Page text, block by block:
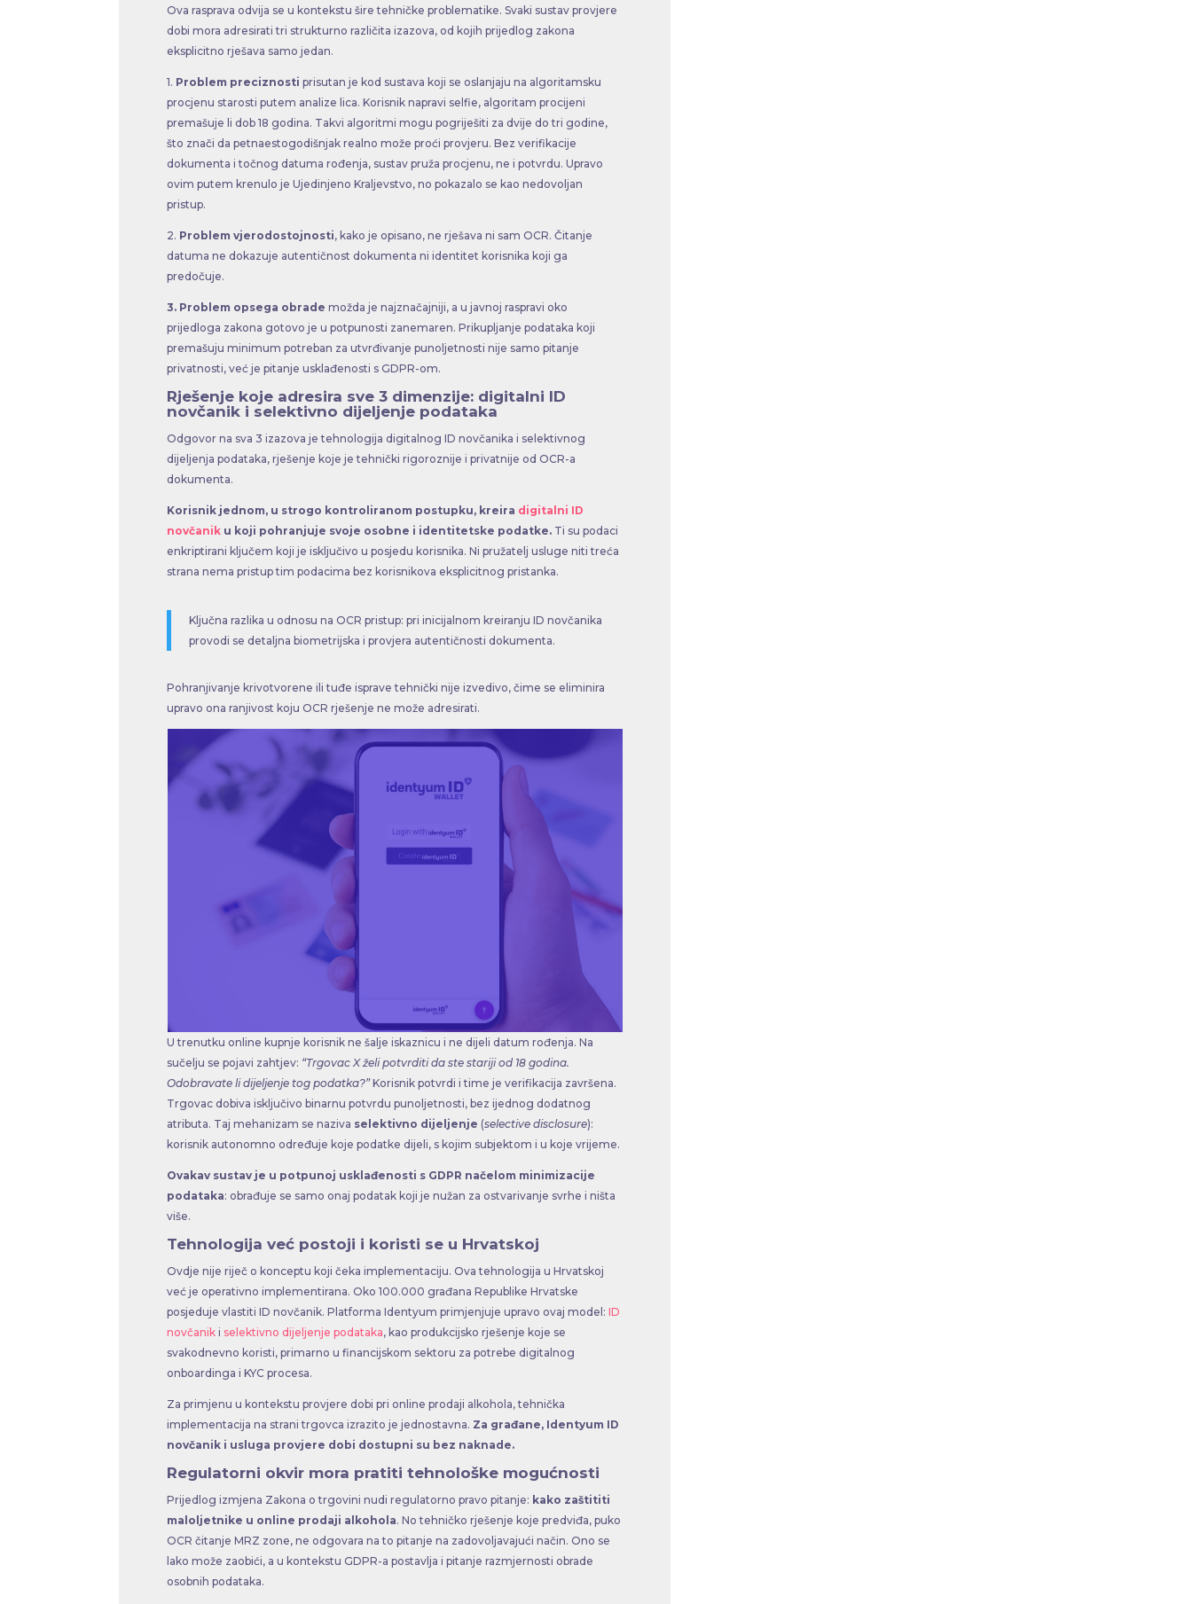
Ova rasprava odvija se u kontekstu šire tehničke problematike. Svaki sustav provjere
dobi mora adresirati tri strukturno različita izazova, od kojih prijedlog zakona
eksplicitno rješava samo jedan.
1. Problem preciznosti prisutan je kod sustava koji se oslanjaju na algoritamsku
procjenu starosti putem analize lica. Korisnik napravi selfie, algoritam procijeni
premašuje li dob 18 godina. Takvi algoritmi mogu pogriješiti za dvije do tri godine,
što znači da petnaestogodišnjak realno može proći provjeru. Bez verifikacije
dokumenta i točnog datuma rođenja, sustav pruža procjenu, ne i potvrdu. Upravo
ovim putem krenulo je Ujedinjeno Kraljevstvo, no pokazalo se kao nedovoljan
pristup.
2. Problem vjerodostojnosti, kako je opisano, ne rješava ni sam OCR. Čitanje
datuma ne dokazuje autentičnost dokumenta ni identitet korisnika koji ga
predočuje.
3. Problem opsega obrade možda je najznačajniji, a u javnoj raspravi oko
prijedloga zakona gotovo je u potpunosti zanemaren. Prikupljanje podataka koji
premašuju minimum potreban za utvrđivanje punoljetnosti nije samo pitanje
privatnosti, već je pitanje usklađenosti s GDPR-om.
Rješenje koje adresira sve 3 dimenzije: digitalni ID
novčanik i selektivno dijeljenje podataka
Odgovor na sva 3 izazova je tehnologija digitalnog ID novčanika i selektivnog
dijeljenja podataka, rješenje koje je tehnički rigoroznije i privatnije od OCR-a
dokumenta.
Korisnik jednom, u strogo kontroliranom postupku, kreira digitalni ID
novčanik u koji pohranjuje svoje osobne i identitetske podatke. Ti su podaci
enkriptirani ključem koji je isključivo u posjedu korisnika. Ni pružatelj usluge niti treća
strana nema pristup tim podacima bez korisnikova eksplicitnog pristanka.
Ključna razlika u odnosu na OCR pristup: pri inicijalnom kreiranju ID novčanika
provodi se detaljna biometrijska i provjera autentičnosti dokumenta.
Pohranjivanje krivotvorene ili tuđe isprave tehnički nije izvedivo, čime se eliminira
upravo ona ranjivost koju OCR rješenje ne može adresirati.
U trenutku online kupnje korisnik ne šalje iskaznicu i ne dijeli datum rođenja. Na
sučelju se pojavi zahtjev: “Trgovac X želi potvrditi da ste stariji od 18 godina.
Odobravate li dijeljenje tog podatka?”Korisnik potvrdi i time je verifikacija završena.
Trgovac dobiva isključivo binarnu potvrdu punoljetnosti, bez ijednog dodatnog
atributa. Taj mehanizam se naziva selektivno dijeljenje (selective disclosure):
korisnik autonomno određuje koje podatke dijeli, s kojim subjektom i u koje vrijeme.
Ovakav sustav je u potpunoj usklađenosti s GDPR načelom minimizacije
podataka: obrađuje se samo onaj podatak koji je nužan za ostvarivanje svrhe i ništa
više.
Tehnologija već postoji i koristi se u Hrvatskoj
Ovdje nije riječ o konceptu koji čeka implementaciju. Ova tehnologija u Hrvatskoj
već je operativno implementirana. Oko 100.000 građana Republike Hrvatske
posjeduje vlastiti ID novčanik. Platforma Identyum primjenjuje upravo ovaj model:ID
novčanik i selektivno dijeljenje podataka, kao produkcijsko rješenje koje se
svakodnevno koristi, primarno u financijskom sektoru za potrebe digitalnog
onboardinga i KYC procesa.
Za primjenu u kontekstu provjere dobi pri online prodaji alkohola, tehnička
implementacija na strani trgovca izrazito je jednostavna. Za građane, Identyum ID
novčanik i usluga provjere dobi dostupni su bez naknade.
Regulatorni okvir mora pratiti tehnološke mogućnosti
Prijedlog izmjena Zakona o trgovini nudi regulatorno pravo pitanje: kako zaštititi
maloljetnike u online prodaji alkohola. No tehničko rješenje koje predviđa, puko
OCR čitanje MRZ zone, ne odgovara na to pitanje na zadovoljavajući način. Ono se
lako može zaobići, a u kontekstu GDPR-a postavlja i pitanje razmjernosti obrade
osobnih podataka.